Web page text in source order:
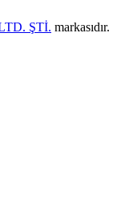
ŞTİ. markasıdır.